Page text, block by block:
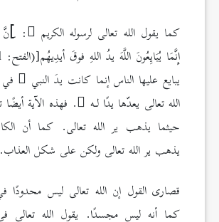
كما يقول الله تعالى لرسوله الكريم
: ]ِنَّ
يبايع عليها الناس إنما كانت يدَ النبي
الله تعالى يعدّها يدًا لـه . فهذه الآية
حيثما يذهب ير الله تعالى. كما أن
يذهب ير الله تعالى ولكن على شكل العذاب.
قصارى القول إن الله تعالى ليس محدودًا
كما أنه ليس مجسدًا. يقول الله تعالى في